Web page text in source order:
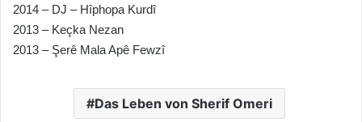
2014 – DJ – Hîphopa Kurdî
2013 – Keçka Nezan
2013 – Şerê Mala Apê Fewzî
Das Leben von Sherif Omeri